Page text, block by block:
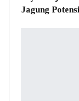
Jagung